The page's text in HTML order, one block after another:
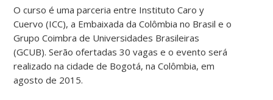
O curso é uma parceria entre Instituto Caro y
Cuervo (ICC), a Embaixada da Colômbia no Brasil e o
Grupo Coimbra de Universidades Brasileiras
(GCUB). Serão ofertadas 30 vagas e o evento será
realizado na cidade de Bogotá, na Colômbia, em
agosto de 2015.